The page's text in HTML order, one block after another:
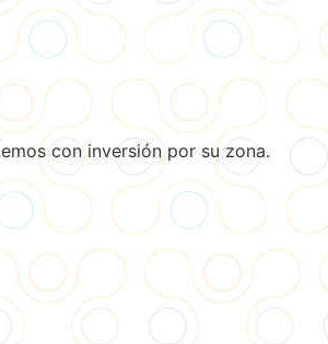
con inversión por su zona.